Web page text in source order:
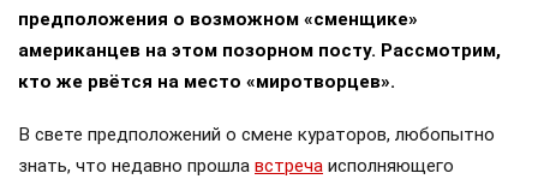
предположения о возможном «сменщике»
американцев на этом позорном посту. Рассмотрим,
кто же рвётся на место «миротворцев».
В свете предположений о смене кураторов, любопытно
знать, что недавно прошла встреча исполняющего